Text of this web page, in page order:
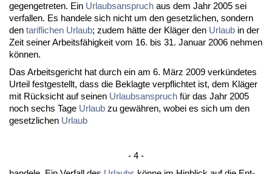
ge­gen­ge­tre­ten. Ein Ur­laubs­an­spruch aus dem Jahr 2005 sei
ver­fal­len. Es han­de­le sich nicht um den ge­setz­li­chen, son­dern
den ta­rif­li­chen Ur­laub; zu­dem hätte der Kläger den Ur­laub in der
Zeit sei­ner Ar­beitsfähig­keit vom 16. bis 31. Ja­nu­ar 2006 neh­men
können.
Das Ar­beits­ge­richt hat durch ein am 6. März 2009 verkünde­tes
Ur­teil fest­ge­stellt, dass die Be­klag­te ver­pflich­tet ist, dem Kläger
mit Rück­sicht auf sei­nen Ur­laubs­an­spruch für das Jahr 2005
noch sechs Ta­ge Ur­laub zu gewähren, wo­bei es sich um den
ge­setz­li­chen Ur­laub
- 4 -